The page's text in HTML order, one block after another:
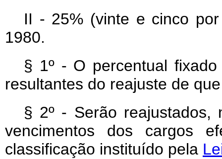
II - 25% (vinte e cinco
1980.
§ 1º - O percentual
resultantes do reajuste de
§ 2º - Serão reajustados,
vencimentos dos cargos
classificação instituído pela